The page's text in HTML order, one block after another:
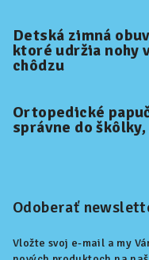
Detská zimná
ktoré udržia nohy
chôdzu
Ortopedické
správne do
Odoberať
Vložte svoj e-mail a my